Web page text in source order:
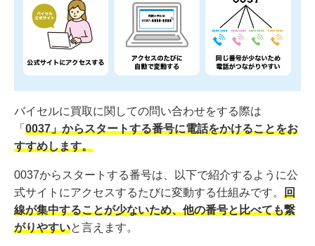
バイセルに買取に関しての問い合わせをする際は
「 0037」からスタートする番号に電話をかけることをお
すすめします。
0037からスタートする番号は、以下で紹介するように公
式サイトにアクセスするたびに変動する仕組みです。 回
線が集中することが少ないため、他の番号と比べても繋
がりやすいと言えます。